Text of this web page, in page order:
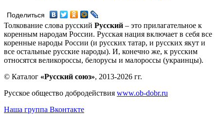
Поделиться
Толкование слова русский Русский – это прилагательное к
коренным народам России. Русская нация включает в себя все
коренные народы России (и русских татар, и русских якут и
все остальные русские народы). И, конечно же, к русским
относятся великороссы, белорусы и малороссы (украинцы).
© Каталог «Русский союз», 2013-2026 гг.
Русское общество добродействия www.ob-dobr.ru
Наша группа Вконтакте